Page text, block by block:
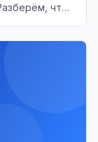
что